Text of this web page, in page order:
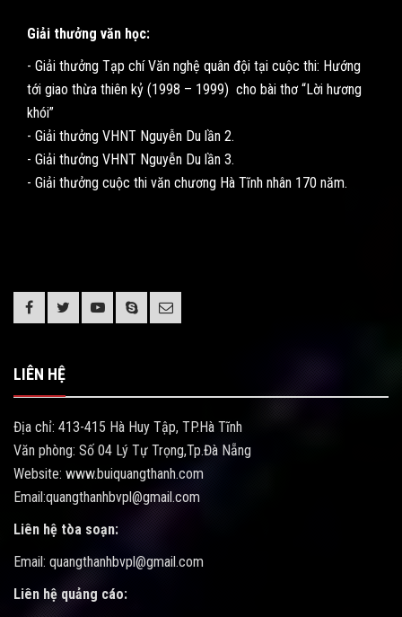
Giải thưởng văn học:
- Giải thưởng Tạp chí Văn nghệ quân đội tại cuộc thi: Hướng
tới giao thừa thiên kỷ (1998 – 1999) cho bài thơ “Lời hương
khói”
- Giải thưởng VHNT Nguyễn Du lần 2.
- Giải thưởng VHNT Nguyễn Du lần 3.
- Giải thưởng cuộc thi văn chương Hà Tĩnh nhân 170 năm.
LIÊN HỆ
Địa chỉ: 413-415 Hà Huy Tập, TP.Hà Tĩnh
Văn phòng: Số 04 Lý Tự Trọng,Tp.Đà Nẵng
Website: www.buiquangthanh.com
Email:quangthanhbvpl@gmail.com
Liên hệ tòa soạn:
Email: quangthanhbvpl@gmail.com
Liên hệ quảng cáo: